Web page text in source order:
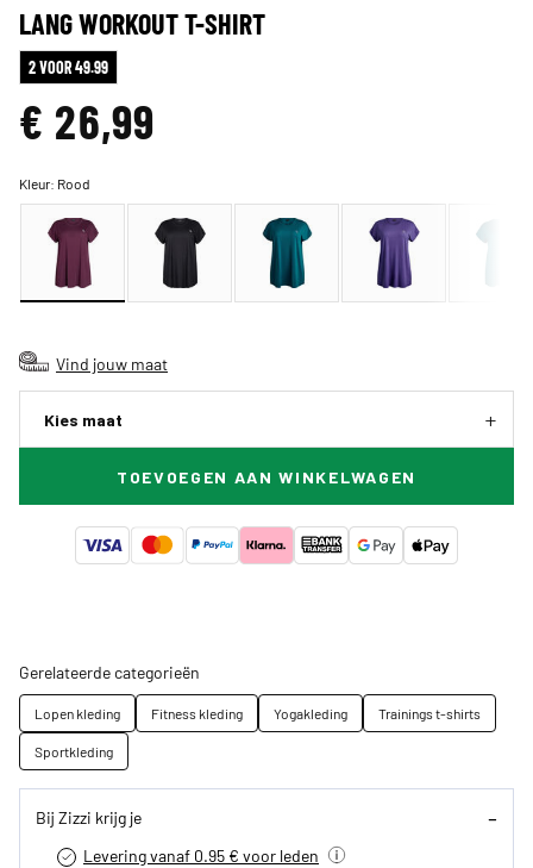
LANG WORKOUT T-SHIRT
2 VOOR 49.99
€ 26,99
Kleur: Rood
Vind jouw maat
Kies maat
TOEVOEGEN AAN WINKELWAGEN
Gerelateerde categorieën
Lopen kleding Fitness kleding Yogakleding
Trainings t-shirts
Sportkleding
Bij Zizzi krijg je
Levering vanaf 0.95 € voor leden